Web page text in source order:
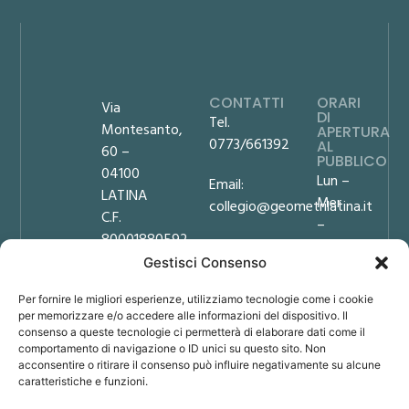
Gestisci Consenso
Per fornire le migliori esperienze, utilizziamo tecnologie come i cookie
per memorizzare e/o accedere alle informazioni del dispositivo. Il
consenso a queste tecnologie ci permetterà di elaborare dati come il
comportamento di navigazione o ID unici su questo sito. Non
acconsentire o ritirare il consenso può influire negativamente su alcune
caratteristiche e funzioni.
Via
Montesanto,
60 –
04100
LATINA
C.F.
80001880592
Privacy
Policy
Cookie
Policy
Note
legali
CONTATTI
Tel.
0773/661392
Email:
collegio@geometrilatina.it
PEC:
collegio.latina@geopec.it
Amministrazione
Trasparente
ORARI
DI
APERTURA
AL
PUBBLICO
Lun –
Mer
–
Ven
12:00
Mar
– Gio